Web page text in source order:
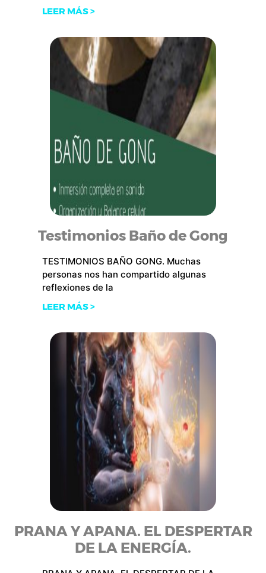
LEER MÁS >
Testimonios Baño de Gong
TESTIMONIOS BAÑO GONG. Muchas
personas nos han compartido algunas
reflexiones de la
LEER MÁS >
PRANA Y APANA. EL DESPERTAR
DE LA ENERGÍA.